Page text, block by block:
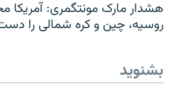
هشدار مارک مونتگمری: آمریکا
روسیه، چین و کره شمالی را
بشنوید